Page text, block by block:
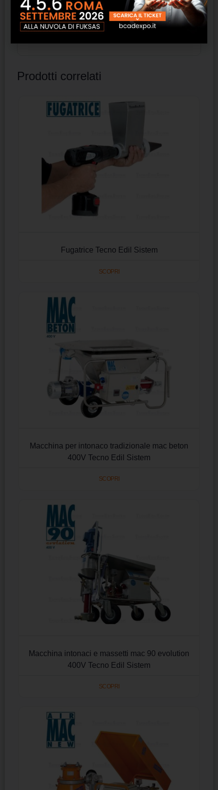
palestre , ristoranti e strutture ricettive in
genere e tutte le zone di alto affollamento
Prodotti correlati
Fugatrice Tecno Edil Sistem
SCOPRI
Macchina per intonaco tradizionale mac beton
400V Tecno Edil Sistem
SCOPRI
Macchina intonaci e massetti mac 90 evolution
400V Tecno Edil Sistem
SCOPRI